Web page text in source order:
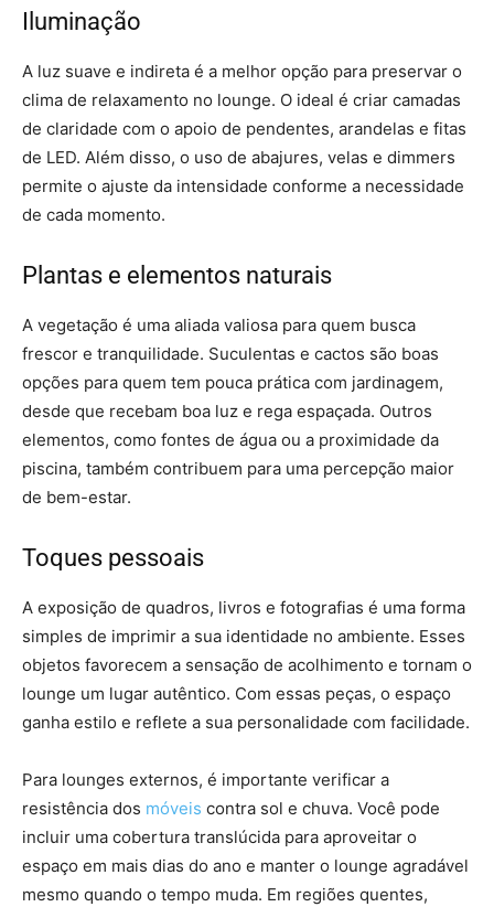
Iluminação
A luz suave e indireta é a melhor opção para preservar o
clima de relaxamento no lounge. O ideal é criar camadas
de claridade com o apoio de pendentes, arandelas e fitas
de LED. Além disso, o uso de abajures, velas e dimmers
permite o ajuste da intensidade conforme a necessidade
de cada momento.
Plantas e elementos naturais
A vegetação é uma aliada valiosa para quem busca
frescor e tranquilidade. Suculentas e cactos são boas
opções para quem tem pouca prática com jardinagem,
desde que recebam boa luz e rega espaçada. Outros
elementos, como fontes de água ou a proximidade da
piscina, também contribuem para uma percepção maior
de bem-estar.
Toques pessoais
A exposição de quadros, livros e fotografias é uma forma
simples de imprimir a sua identidade no ambiente. Esses
objetos favorecem a sensação de acolhimento e tornam o
lounge um lugar autêntico. Com essas peças, o espaço
ganha estilo e reflete a sua personalidade com facilidade.
Para lounges externos, é importante verificar a
resistência dos móveis contra sol e chuva. Você pode
incluir uma cobertura translúcida para aproveitar o
espaço em mais dias do ano e manter o lounge agradável
mesmo quando o tempo muda. Em regiões quentes,